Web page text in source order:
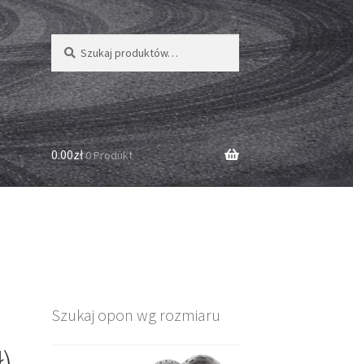
Szukaj:
Szukaj
0.00zł0 Produkt
Szukaj opon wg rozmiaru